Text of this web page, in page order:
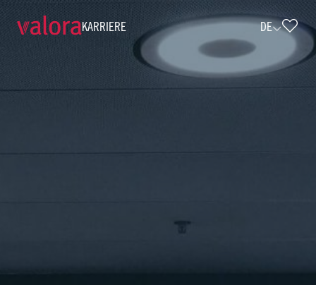
KARRIERE DE
Verkäufer k kiosk - Teilzeit (w/m/d) •